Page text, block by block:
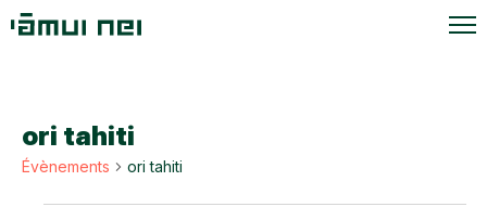
ori tahiti
Évènements ori tahiti